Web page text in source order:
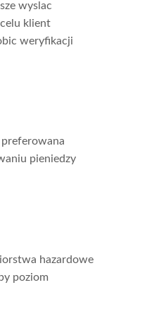
wyslac
klient
weryfikacji
pieniedzy
hazardowe
poziom